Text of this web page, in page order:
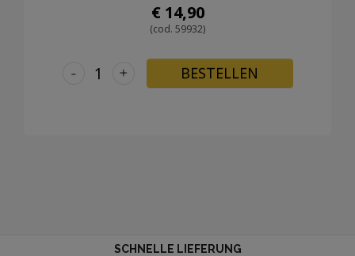
€ 14,90
(cod. 59932)
+
- BESTELLEN
SCHNELLE LIEFERUNG